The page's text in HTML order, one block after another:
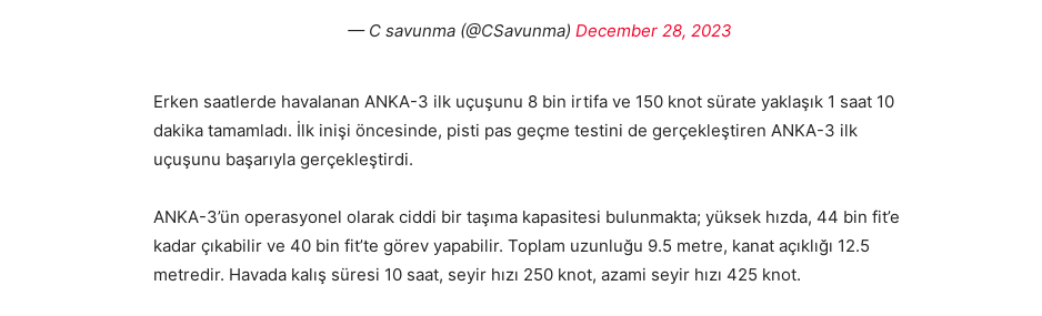
— C savunma (@CSavunma) December 28, 2023
Erken saatlerde havalanan ANKA-3 ilk uçuşunu 8 bin irtifa ve 150 knot sürate yaklaşık 1 saat 10
dakika tamamladı. İlk inişi öncesinde, pisti pas geçme testini de gerçekleştiren ANKA-3 ilk
uçuşunu başarıyla gerçekleştirdi.
ANKA-3’ün operasyonel olarak ciddi bir taşıma kapasitesi bulunmakta; yüksek hızda, 44 bin fit’e
kadar çıkabilir ve 40 bin fit’te görev yapabilir. Toplam uzunluğu 9.5 metre, kanat açıklığı 12.5
metredir. Havada kalış süresi 10 saat, seyir hızı 250 knot, azami seyir hızı 425 knot.